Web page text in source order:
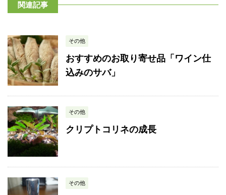
関連記事
その他
おすすめのお取り寄せ品「ワイン仕
込みのサバ」
その他
クリプトコリネの成長
その他